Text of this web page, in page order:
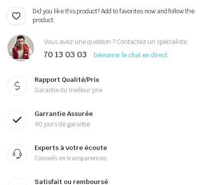
Did you like this product? Add to favorites now and follow the
product.
Vous avez une question ? Contactez un spécialiste
70 13 03 03 Démarrer le chat en direct
Rapport Qualité/Prix
Garantie du meilleur prix
Garrantie Assurée
90 jours de garantie
Experts à votre écoute
Conseils en transparences
Satisfait ou remboursé